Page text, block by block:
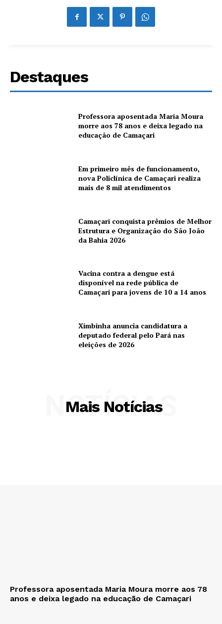
Destaques
Professora aposentada Maria Moura
morre aos 78 anos e deixa legado na
educação de Camaçari
Em primeiro mês de funcionamento,
nova Policlínica de Camaçari realiza
mais de 8 mil atendimentos
Camaçari conquista prêmios de Melhor
Estrutura e Organização do São João
da Bahia 2026
Vacina contra a dengue está
disponível na rede pública de
Camaçari para jovens de 10 a 14 anos
Ximbinha anuncia candidatura a
deputado federal pelo Pará nas
eleições de 2026
Mais Notícias
NOTÍCIAS
Professora aposentada Maria Moura morre aos 78
anos e deixa legado na educação de Camaçari